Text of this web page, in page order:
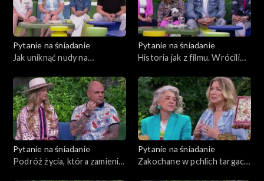
Pytanie na śniadanie
Jak uniknąć nudy na
Pytanie na śniadanie
Historia jak z filmu. Wrócili
Pytanie na śniadanie
Podróż życia, która zamieniła
Pytanie na śniadanie
Zakochane w pchlich targach.